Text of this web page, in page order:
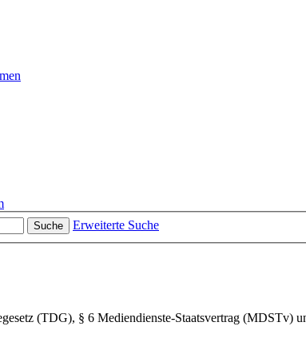
Suche
Erweiterte Suche
(TDG), § 6 Mediendienste-Staatsvertrag (MDSTv)